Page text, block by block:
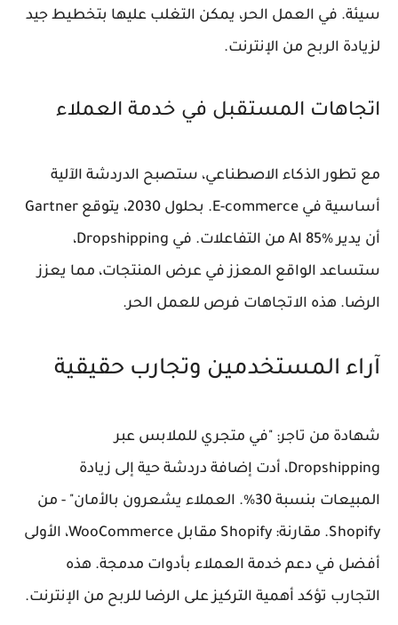
سيئة. في العمل الحر، يمكن التغلب عليها بتخطيط جيد
لزيادة الربح من الإنترنت.
اتجاهات المستقبل في خدمة العملاء
مع تطور الذكاء الاصطناعي، ستصبح الدردشة الآلية
أساسية في E-commerce. بحلول 2030، يتوقع Gartner
أن يدير AI 85% من التفاعلات. في Dropshipping،
ستساعد الواقع المعزز في عرض المنتجات، مما يعزز
الرضا. هذه الاتجاهات فرص للعمل الحر.
آراء المستخدمين وتجارب حقيقية
شهادة من تاجر: "في متجري للملابس عبر
Dropshipping، أدت إضافة دردشة حية إلى زيادة
المبيعات بنسبة 30%. العملاء يشعرون بالأمان" - من
Shopify. مقارنة: Shopify مقابل WooCommerce، الأولى
أفضل في دعم خدمة العملاء بأدوات مدمجة. هذه
التجارب تؤكد أهمية التركيز على الرضا للربح من الإنترنت.